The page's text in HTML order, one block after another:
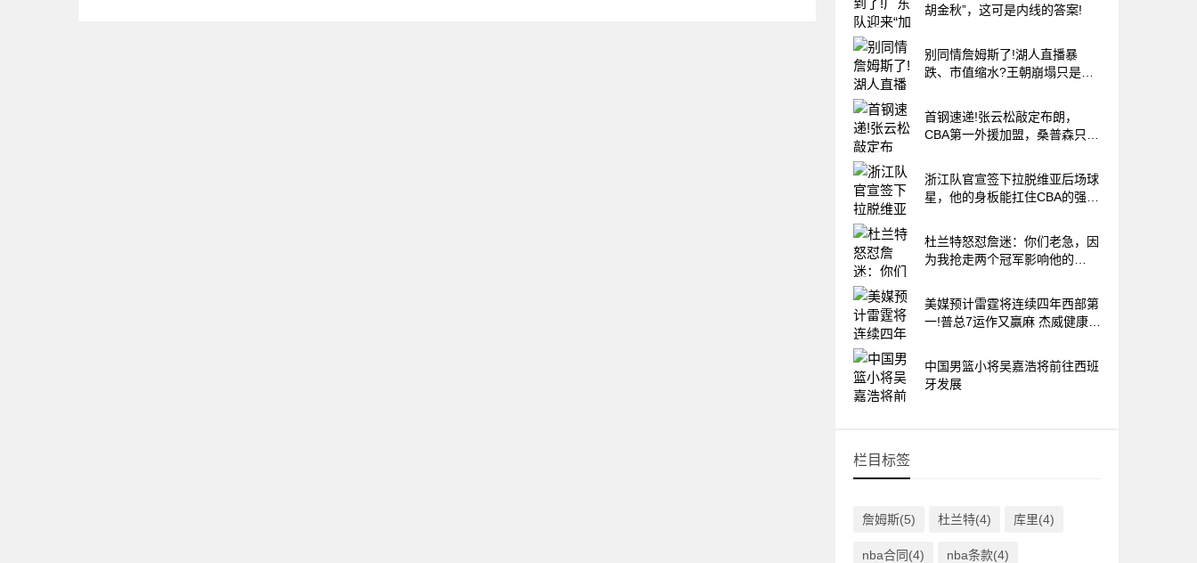
胡金秋”，这可是内线的答案!
别同情詹姆斯了!湖人直播暴
跌、市值缩水?王朝崩塌只是资
首钢速递!张云松敲定布朗，
CBA第一外援加盟，桑普森只差
浙江队官宣签下拉脱维亚后场球
星，他的身板能扛住CBA的强度
杜兰特怒怼詹迷：你们老急，因
为我抢走两个冠军影响他的
美媒预计雷霆将连续四年西部第
一!普总7运作又赢麻 杰威健康再
中国男篮小将吴嘉浩将前往西班
牙发展
栏目标签
詹姆斯(5) 杜兰特(4) 库里(4)
nba合同(4) nba条款(4)